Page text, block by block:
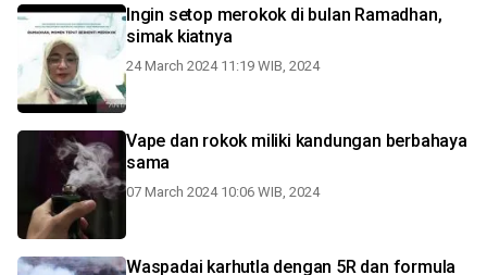
Ingin setop merokok di bulan Ramadhan,
simak kiatnya
24 March 2024 11:19 WIB, 2024
Vape dan rokok miliki kandungan berbahaya
sama
07 March 2024 10:06 WIB, 2024
Waspadai karhutla dengan 5R dan formula